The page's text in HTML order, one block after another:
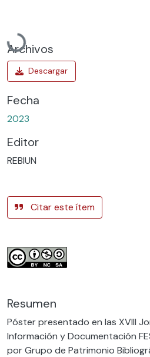
Cargando...
Archivos
Fecha
2023
Editor
REBIUN
Citar este ítem
Resumen
Póster presentado en las XVIII
Información y Documentación
por Grupo de Patrimonio